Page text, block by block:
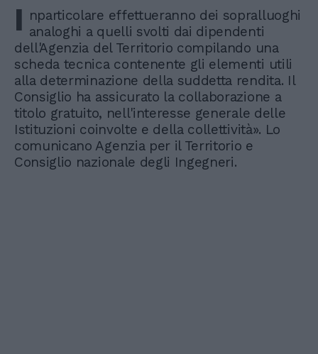
I nparticolare effettueranno dei sopralluoghi
analoghi a quelli svolti dai dipendenti
dell'Agenzia del Territorio compilando una
scheda tecnica contenente gli elementi utili
alla determinazione della suddetta rendita. Il
Consiglio ha assicurato la collaborazione a
titolo gratuito, nell'interesse generale delle
Istituzioni coinvolte e della collettività». Lo
comunicano Agenzia per il Territorio e
Consiglio nazionale degli Ingegneri.